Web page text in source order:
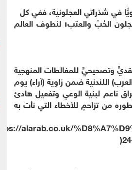
في شذراتي العجلونية، ففي كل
الحُبِّ والعتب؛ لنطوف العالم
وتصحيحيٍّ للمغالطات المنهجية
اللندنية ضمن زاوية (آراء) يوم
... اختراق ناعم لبنية الوعي وتفعيل هادئ
من تزاحمٍ للأخطاء التي نأت به
)https://alarab.co.uk/